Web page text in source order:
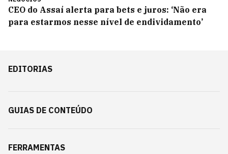
CEO do Assaí alerta para bets e juros: ‘Não era
para estarmos nesse nível de endividamento’
EDITORIAS
GUIAS DE CONTEÚDO
FERRAMENTAS